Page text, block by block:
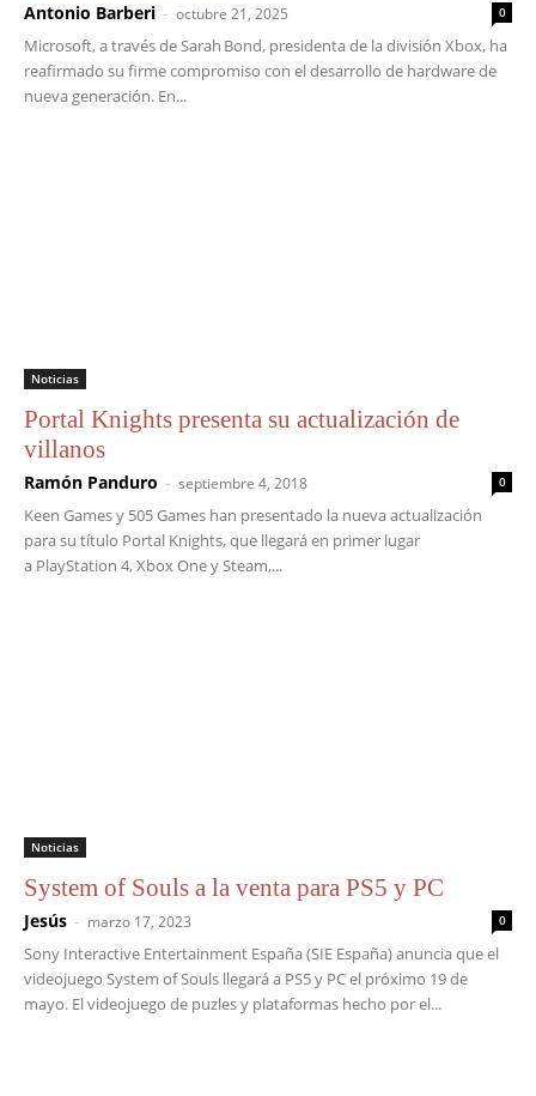
Antonio Barberi - octubre 21, 2025 0
Microsoft, a través de Sarah Bond, presidenta de la división Xbox, ha
reafirmado su firme compromiso con el desarrollo de hardware de
nueva generación. En...
Noticias
Portal Knights presenta su actualización de
villanos
Ramón Panduro - septiembre 4, 2018 0
Keen Games y 505 Games han presentado la nueva actualización
para su título Portal Knights, que llegará en primer lugar
a PlayStation 4, Xbox One y Steam,...
Noticias
System of Souls a la venta para PS5 y PC
Jesús - marzo 17, 2023 0
Sony Interactive Entertainment España (SIE España) anuncia que el
videojuego System of Souls llegará a PS5 y PC el próximo 19 de
mayo. El videojuego de puzles y plataformas hecho por el...